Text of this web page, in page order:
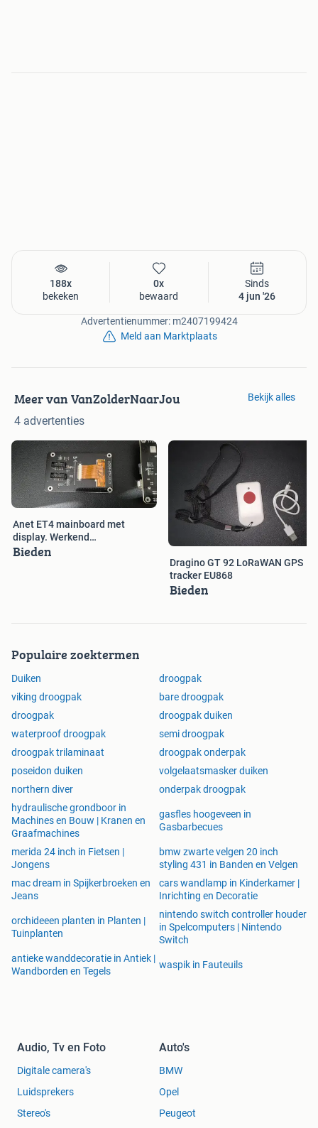
188x
bekeken
0x
bewaard
Sinds
4 jun '26
Advertentienummer: m2407199424
Meld aan Marktplaats
Meer van VanZolderNaarJou
4 advertenties
Bekijk alles
Anet ET4 mainboard met
display. Werkend
gedemonteerd.
Bieden
Dragino GT 92 LoRaWAN GPS
tracker EU868
Bieden
Populaire zoektermen
Duiken
droogpak
viking droogpak
bare droogpak
droogpak
droogpak duiken
waterproof droogpak
semi droogpak
droogpak trilaminaat
droogpak onderpak
poseidon duiken
volgelaatsmasker duiken
northern diver
onderpak droogpak
hydraulische grondboor in
Machines en Bouw | Kranen en
Graafmachines
gasfles hoogeveen in
Gasbarbecues
merida 24 inch in Fietsen |
Jongens
bmw zwarte velgen 20 inch
styling 431 in Banden en Velgen
mac dream in Spijkerbroeken en
Jeans
cars wandlamp in Kinderkamer |
Inrichting en Decoratie
orchideeen planten in Planten |
Tuinplanten
nintendo switch controller houder
in Spelcomputers | Nintendo
Switch
antieke wanddecoratie in Antiek |
Wandborden en Tegels
waspik in Fauteuils
Audio, Tv en Foto
Digitale camera's
Luidsprekers
Stereo's
Auto's
BMW
Opel
Peugeot